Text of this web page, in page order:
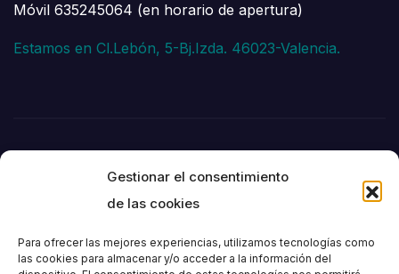
Gestionar el consentimiento
de las cookies
Para ofrecer las mejores experiencias, utilizamos tecnologías como
las cookies para almacenar y/o acceder a la información del
Móvil 635245064 (en horario de apertura)
Estamos en Cl.Lebón, 5-Bj.Izda. 46023-Valencia.